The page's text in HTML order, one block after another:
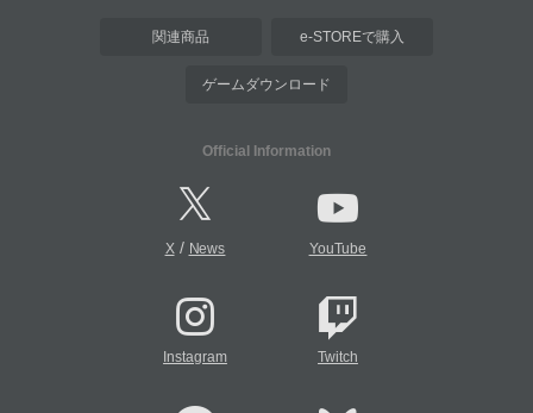
関連商品 e-STOREで購入
ゲームダウンロード
Official Information
X/ News YouTube
Instagram Twitch